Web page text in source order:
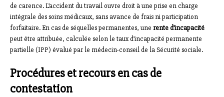
de carence. L’accident du travail ouvre droit à une prise en charge
intégrale des soins médicaux, sans avance de frais ni participation
forfaitaire. En cas de séquelles permanentes, une rente d’incapacité
peut être attribuée, calculée selon le taux d’incapacité permanente
partielle (IPP) évalué par le médecin-conseil de la Sécurité sociale.
Procédures et recours en cas de
contestation